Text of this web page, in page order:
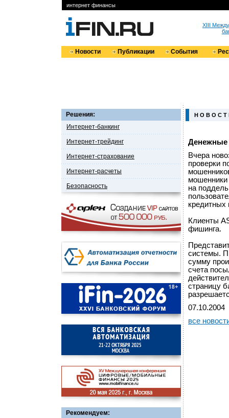
интернет финансы
XIII
Новости Публикации События
Решения:
Интернет-банкинг
Интернет-трейдинг
Интернет-страхование
Интернет-расчеты
Безопасность
Рекомендуем:
Н О В О С Т
Денежные
Вчера
проверки
мошенники
на
кредитных
Клиенты
фишинга.
системы.
сумму
счета
страницу
07.10.2004
все